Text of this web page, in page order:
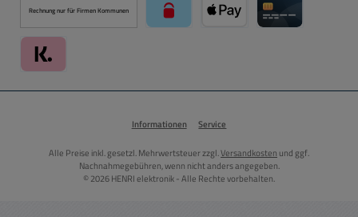
Rechnung nur für Firmen Kommunen
Informationen Service
Alle Preise inkl. gesetzl. Mehrwertsteuer zzgl.Versandkosten und ggf.
Nachnahmegebühren, wenn nicht anders angegeben.
© 2026 HENRI elektronik - Alle Rechte vorbehalten.